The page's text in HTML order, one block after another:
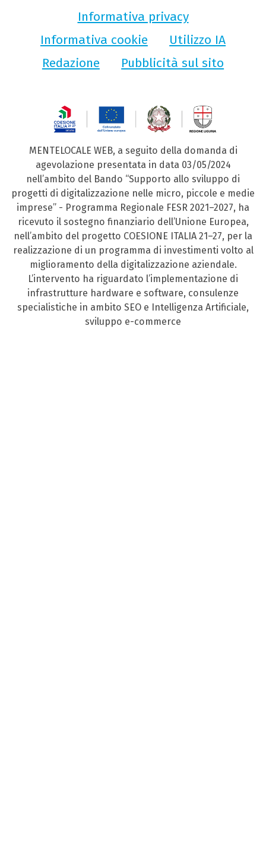
Informativa privacy
Informativa cookie
Utilizzo IA
Redazione
Pubblicità sul sito
MENTELOCALE WEB, a seguito della domanda di
agevolazione presentata in data 03/05/2024
nell’ambito del Bando “Supporto allo sviluppo di
progetti di digitalizzazione nelle micro, piccole e medie
imprese” - Programma Regionale FESR 2021–2027, ha
ricevuto il sostegno finanziario dell’Unione Europea,
nell’ambito del progetto COESIONE ITALIA 21–27, per la
realizzazione di un programma di investimenti volto al
miglioramento della digitalizzazione aziendale.
L’intervento ha riguardato l’implementazione di
infrastrutture hardware e software, consulenze
specialistiche in ambito SEO e Intelligenza Artificiale,
sviluppo e-commerce